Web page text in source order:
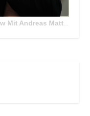
Matthä, CEO der ÖBB Holding